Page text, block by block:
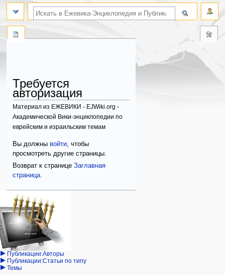
Требуется
авторизация
Материал из ЕЖЕВИКИ - EJWiki.org -
Академической Вики-энциклопедии по
еврейским и израильским темам
Перейти
к
навигации
Перейти
к
поиску
Вы должнывойти , чтобы
просмотреть другие страницы.
Возврат к страницеЗаглавная
страница.
Навигация
персональные инструменты
войти
запрос
учётной
записи
категории
Израиль:Страна и
государство
Иудаизм
Народ
Проекты
Проекты/Участники/
дополнения
Публикации:Авторы
Публикации:Статьи по типу
Темы
поиск по словам